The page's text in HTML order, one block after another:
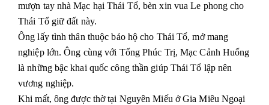
mượn tay nhà Mạc hại Thái Tổ, bèn xin vua Le phong cho
Thái Tổ giữ đất này.
Ông lấy tình thân thuộc bảo hộ cho Thái Tổ, mở mang
nghiệp lớn. Ông cùng với Tống Phúc Trị, Mạc Cảnh Huống
là những bậc khai quốc công thần giúp Thái Tổ lập nên
vương nghiệp.
Khi mất, ông được thờ tại Nguyên Miếu ở Gia Miêu Ngoại